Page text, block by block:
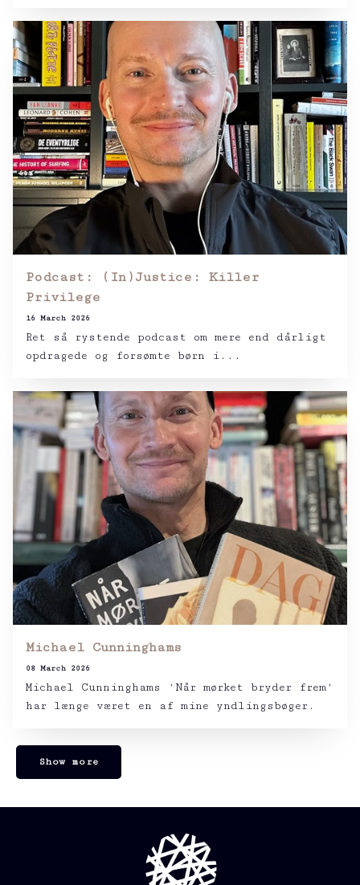
Podcast: (In)Justice: Killer
Privilege
16 March 2026
Ret så rystende podcast om mere end dårligt
opdragede og forsømte børn i...
Michael Cunninghams
08 March 2026
Michael Cunninghams ‘Når mørket bryder frem‘
har længe været en af mine yndlingsbøger.
Show more